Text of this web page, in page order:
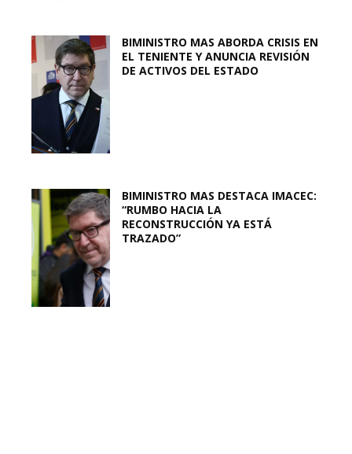
BIMINISTRO MAS ABORDA CRISIS EN
EL TENIENTE Y ANUNCIA REVISIÓN
DE ACTIVOS DEL ESTADO
BIMINISTRO MAS DESTACA IMACEC:
“RUMBO HACIA LA
RECONSTRUCCIÓN YA ESTÁ
TRAZADO”